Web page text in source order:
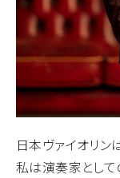
日本ヴァイオリン
私は演奏家とし